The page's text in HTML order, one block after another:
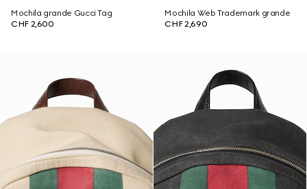
Mochila grande Gucci Tag
CHF 2,600
Mochila Web Trademark grande
CHF 2,690